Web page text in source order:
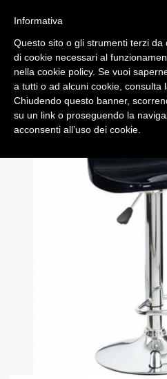
Informativa
Questo sito o gli strumenti terzi
di cookie necessari al
nella cookie policy. Se vuoi
a tutti o ad alcuni cookie, consulta
Chiudendo questo banner,
su un link o proseguendo la
acconsenti all’uso dei cookie.